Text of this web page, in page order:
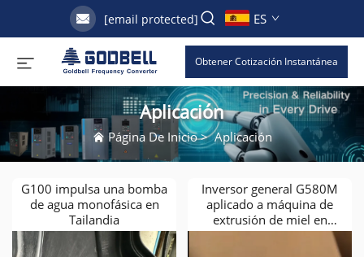
[email protected] ES
Obtener Cotización Instantánea
Aplicación
Página De Inicio>Aplicación
G100 impulsa una bomba
de agua monofásica en
Tailandia
Inversor general G580M
aplicado a máquina de
extrusión de miel en
fábrica de Emiratos